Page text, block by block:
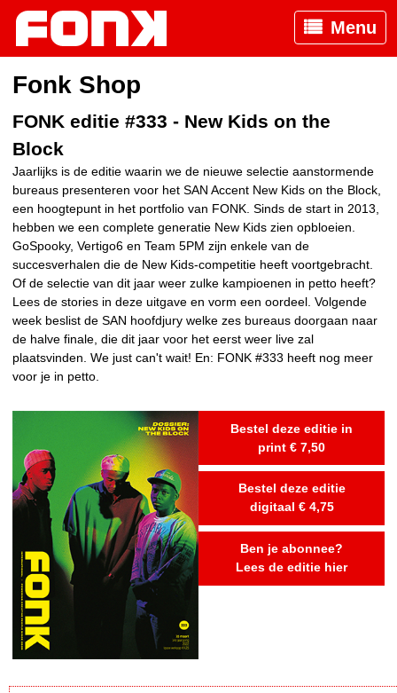
Menu
Fonk Shop
FONK editie #333 - New Kids on the
Block
Jaarlijks is de editie waarin we de nieuwe selectie aanstormende
bureaus presenteren voor het SAN Accent New Kids on the Block,
een hoogtepunt in het portfolio van FONK. Sinds de start in 2013,
hebben we een complete generatie New Kids zien opbloeien.
GoSpooky, Vertigo6 en Team 5PM zijn enkele van de
succesverhalen die de New Kids-competitie heeft voortgebracht.
Of de selectie van dit jaar weer zulke kampioenen in petto heeft?
Lees de stories in deze uitgave en vorm een oordeel. Volgende
week beslist de SAN hoofdjury welke zes bureaus doorgaan naar
de halve finale, die dit jaar voor het eerst weer live zal
plaatsvinden. We just can't wait! En: FONK #333 heeft nog meer
voor je in petto.
Bestel deze editie in
print € 7,50
Bestel deze editie
digitaal € 4,75
Ben je abonnee?
Lees de editie hier